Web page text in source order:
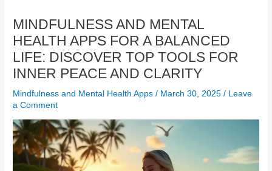
MINDFULNESS AND MENTAL
HEALTH APPS FOR A BALANCED
LIFE: DISCOVER TOP TOOLS FOR
INNER PEACE AND CLARITY
Mindfulness and Mental Health Apps / March 30, 2025/ Leave
a Comment